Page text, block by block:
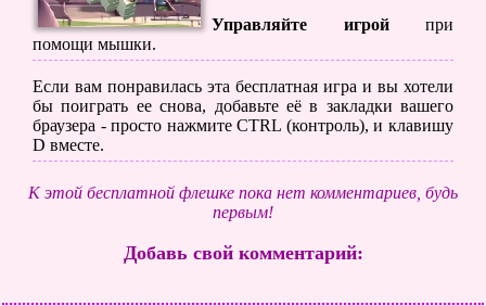
Управляйте игройпри
помощи мышки.
Если вам понравилась эта бесплатная игра и вы хотели
бы поиграть ее снова, добавьте её в закладки вашего
браузера - просто нажмите CTRL (контроль), и клавишу
D вместе.
К этой бесплатной флешке пока нет комментариев, будь
первым!
Добавь свой комментарий: